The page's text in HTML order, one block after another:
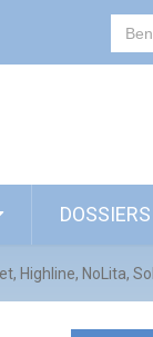
DOSSIERS
Highline, NoLita,